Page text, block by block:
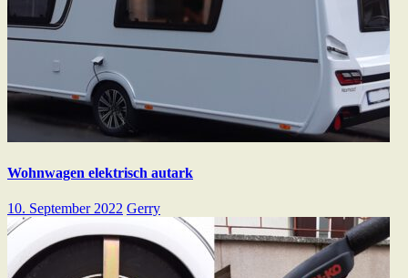
Wohnwagen elektrisch autark
10. September 2022 Gerry